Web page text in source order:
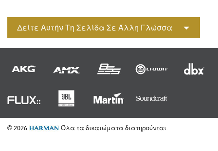
Δείτε Αυτήν Τη Σελίδα Σε Άλλη Γλώσσα
© 2026 Όλα τα δικαιώματα διατηρούνται.